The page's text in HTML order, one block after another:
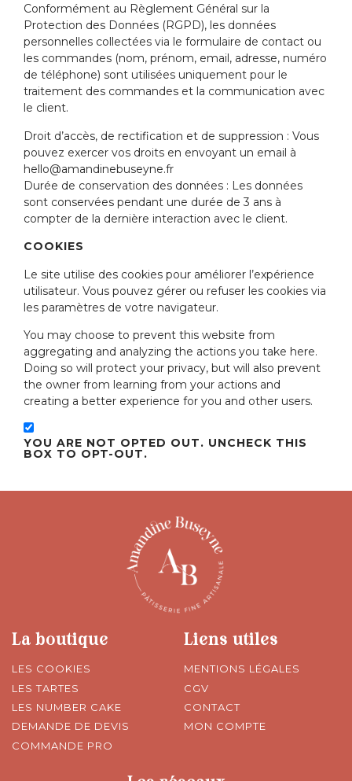
Conformément au Règlement Général sur la
Protection des Données (RGPD), les données
personnelles collectées via le formulaire de contact ou
les commandes (nom, prénom, email, adresse, numéro
de téléphone) sont utilisées uniquement pour le
traitement des commandes et la communication avec
le client.
Droit d’accès, de rectification et de suppression : Vous
pouvez exercer vos droits en envoyant un email à
hello@amandinebuseyne.fr
Durée de conservation des données : Les données
sont conservées pendant une durée de 3 ans à
compter de la dernière interaction avec le client.
COOKIES
Le site utilise des cookies pour améliorer l’expérience
utilisateur. Vous pouvez gérer ou refuser les cookies via
les paramètres de votre navigateur.
You may choose to prevent this website from
aggregating and analyzing the actions you take here.
Doing so will protect your privacy, but will also prevent
the owner from learning from your actions and
creating a better experience for you and other users.
YOU ARE NOT OPTED OUT. UNCHECK THIS
BOX TO OPT-OUT.
La boutique
LES COOKIES
LES TARTES
LES NUMBER CAKE
DEMANDE DE DEVIS
COMMANDE PRO
Liens utiles
MENTIONS LÉGALES
CGV
CONTACT
MON COMPTE